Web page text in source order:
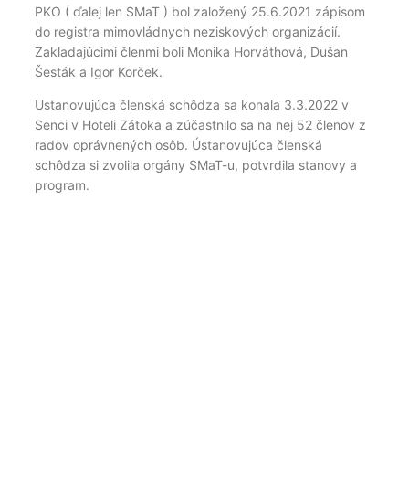
PKO ( ďalej len SMaT ) bol založený 25.6.2021 zápisom
do registra mimovládnych neziskových organizácií.
Zakladajúcimi členmi boli Monika Horváthová, Dušan
Šesták a Igor Korček.
Ustanovujúca členská schôdza sa konala 3.3.2022 v
Senci v Hoteli Zátoka a zúčastnilo sa na nej 52 členov z
radov oprávnených osôb. Ústanovujúca členská
schôdza si zvolila orgány SMaT-u, potvrdila stanovy a
program.